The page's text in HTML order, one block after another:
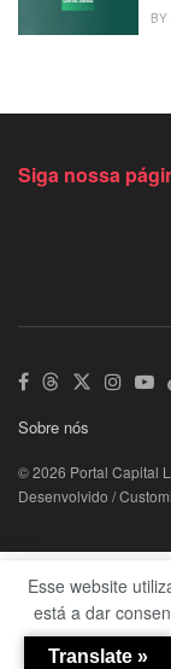
BY
Siga nossa
Sobre nós
© 2026 Portal Capital
Desenvolvido /
Translate »
Esse website
está a dar
Política